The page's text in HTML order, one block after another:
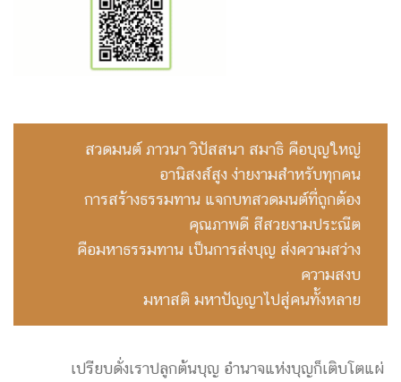
สวดมนต์ ภาวนา วิปัสสนา สมาธิ คือบุญใหญ่
อานิสงส์สูง ง่ายงามสำหรับทุกคน
การสร้างธรรมทาน แจกบทสวดมนต์ที่ถูกต้อง
คุณภาพดี สีสวยงามประณีต
คือมหาธรรมทาน เป็นการส่งบุญ ส่งความสว่าง
ความสงบ
มหาสติ มหาปัญญาไปสู่คนทั้งหลาย
เปรียบดั่งเราปลูกต้นบุญ อำนาจแห่งบุญก็เติบโตแผ่